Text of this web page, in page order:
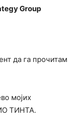
Group
да га прочитам
мојих
ТИНТА.